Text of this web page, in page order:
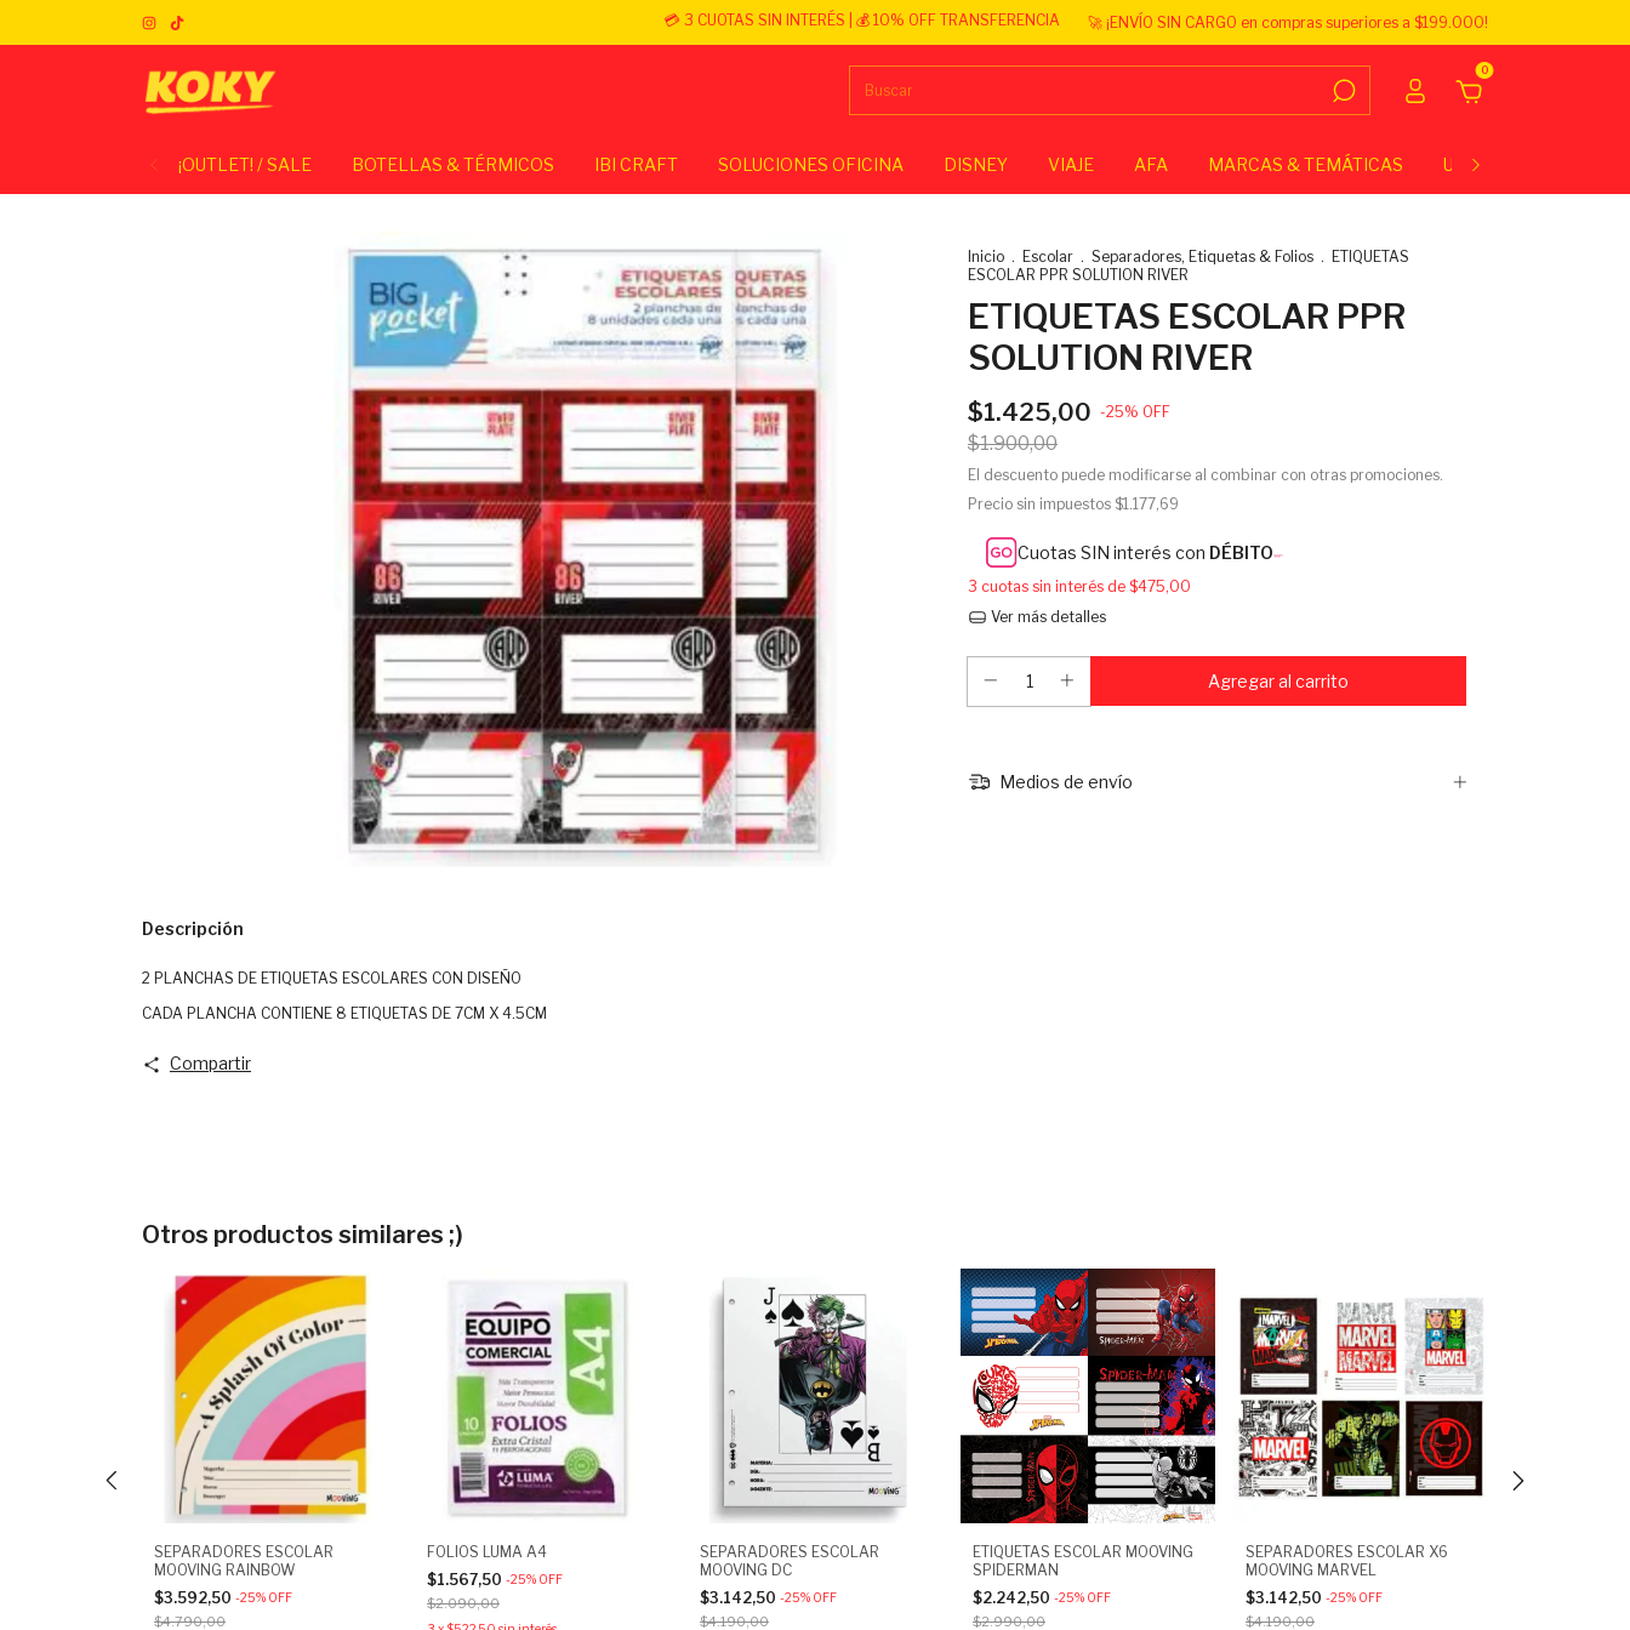
💳 3 CUOTAS SIN INTERÉS | 💰 10% OFF TRANSFERENCIA 🚀 ¡ENVÍO SIN CARGO en compras superiores a $199.000!
0
¡OUTLET! / SALE BOTELLAS & TÉRMICOS IBI CRAFT SOLUCIONES OFICINA DISNEY VIAJE AFA MARCAS & TEMÁTICAS UNIVERSITARIO
Inicio . Escolar . Separadores, Etiquetas & Folios . ETIQUETAS
ESCOLAR PPR SOLUTION RIVER
ETIQUETAS ESCOLAR PPR
SOLUTION RIVER
$1.425,00 -25% OFF
$1.900,00
El descuento puede modificarse al combinar con otras promociones.
Precio sin impuestos $1.177,69
Cuotas SIN interés con DÉBITO
3 cuotas sin interés de $475,00
Ver más detalles
Medios de envío
Descripción
2 PLANCHAS DE ETIQUETAS ESCOLARES CON DISEÑO
CADA PLANCHA CONTIENE 8 ETIQUETAS DE 7CM X 4.5CM
Compartir
Otros productos similares ;)
SEPARADORES ESCOLAR
MOOVING RAINBOW
$3.592,50 -25% OFF
$4.790,00
FOLIOS LUMA A4
$1.567,50 -25% OFF
$2.090,00
SEPARADORES ESCOLAR
MOOVING DC
$3.142,50 -25% OFF
$4.190,00
ETIQUETAS ESCOLAR MOOVING
SPIDERMAN
$2.242,50 -25% OFF
$2.990,00
SEPARADORES ESCOLAR X6
MOOVING MARVEL
$3.142,50 -25% OFF
$4.190,00